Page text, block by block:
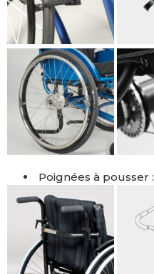
Poignées à pousser :